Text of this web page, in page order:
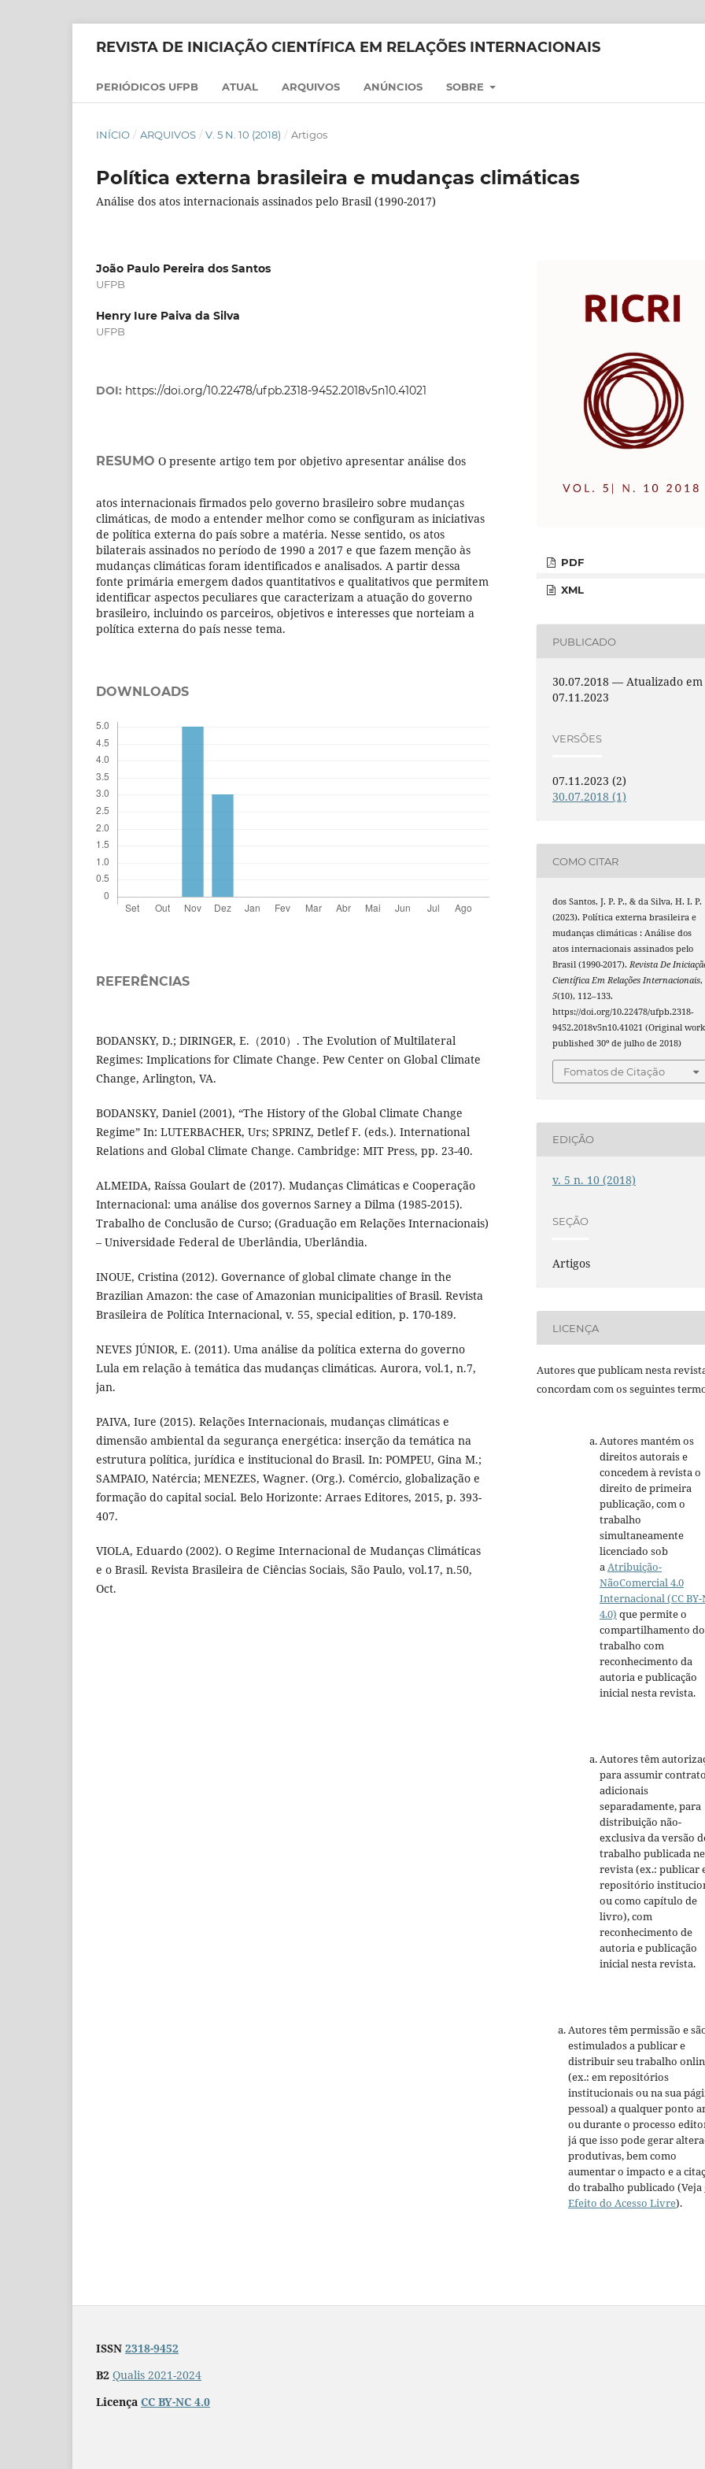
REVISTA DE INICIAÇÃO CIENTÍFICA EM RELAÇÕES INTERNACIONAIS
PERIÓDICOS UFPB ATUAL ARQUIVOS ANÚNCIOS SOBRE
INÍCIO / ARQUIVOS / V. 5 N. 10 (2018) / Artigos
Política externa brasileira e mudanças climáticas
Análise dos atos internacionais assinados pelo Brasil (1990-2017)
João Paulo Pereira dos Santos
UFPB
Henry Iure Paiva da Silva
UFPB
DOI: https://doi.org/10.22478/ufpb.2318-9452.2018v5n10.41021
RESUMO O presente artigo tem por objetivo apresentar análise dos
atos internacionais firmados pelo governo brasileiro sobre mudanças
climáticas, de modo a entender melhor como se configuram as iniciativas
de política externa do país sobre a matéria. Nesse sentido, os atos
bilaterais assinados no período de 1990 a 2017 e que fazem menção às
mudanças climáticas foram identificados e analisados. A partir dessa
fonte primária emergem dados quantitativos e qualitativos que permitem
identificar aspectos peculiares que caracterizam a atuação do governo
brasileiro, incluindo os parceiros, objetivos e interesses que norteiam a
política externa do país nesse tema.
DOWNLOADS
REFERÊNCIAS
BODANSKY, D.; DIRINGER, E.（2010）. The Evolution of Multilateral
Regimes: Implications for Climate Change. Pew Center on Global Climate
Change, Arlington, VA.
BODANSKY, Daniel (2001), “The History of the Global Climate Change
Regime” In: LUTERBACHER, Urs; SPRINZ, Detlef F. (eds.). International
Relations and Global Climate Change. Cambridge: MIT Press, pp. 23-40.
ALMEIDA, Raíssa Goulart de (2017). Mudanças Climáticas e Cooperação
Internacional: uma análise dos governos Sarney a Dilma (1985-2015).
Trabalho de Conclusão de Curso; (Graduação em Relações Internacionais)
– Universidade Federal de Uberlândia, Uberlândia.
INOUE, Cristina (2012). Governance of global climate change in the
Brazilian Amazon: the case of Amazonian municipalities of Brasil. Revista
Brasileira de Política Internacional, v. 55, special edition, p. 170-189.
NEVES JÚNIOR, E. (2011). Uma análise da política externa do governo
Lula em relação à temática das mudanças climáticas. Aurora, vol.1, n.7,
jan.
PAIVA, Iure (2015). Relações Internacionais, mudanças climáticas e
dimensão ambiental da segurança energética: inserção da temática na
estrutura política, jurídica e institucional do Brasil. In: POMPEU, Gina M.;
SAMPAIO, Natércia; MENEZES, Wagner. (Org.). Comércio, globalização e
formação do capital social. Belo Horizonte: Arraes Editores, 2015, p. 393-
407.
VIOLA, Eduardo (2002). O Regime Internacional de Mudanças Climáticas
e o Brasil. Revista Brasileira de Ciências Sociais, São Paulo, vol.17, n.50,
Oct.
PDF
XML
PUBLICADO
30.07.2018 — Atualizado em
07.11.2023
VERSÕES
07.11.2023 (2)
30.07.2018 (1)
COMO CITAR
dos Santos, J. P. P., & da Silva, H. I. P.
(2023). Política externa brasileira e
mudanças climáticas : Análise dos
atos internacionais assinados pelo
Brasil (1990-2017).Revista De
Científica Em Relações Internacionais,
5(10), 112–133.
https://doi.org/10.22478/ufpb.2318-
9452.2018v5n10.41021 (Original work
published 30º de julho de 2018)
Fomatos de Citação
EDIÇÃO
v. 5 n. 10 (2018)
SEÇÃO
Artigos
LICENÇA
Autores que publicam nesta
concordam com os seguintes
Autores mantém os
direitos autorais e
concedem à revista o
direito de primeira
publicação, com o
trabalho
simultaneamente
licenciado sob
aAtribuição-
NãoComercial 4.0
Internacional (CC BY-
4.0) que permite o
compartilhamento do
trabalho com
reconhecimento da
autoria e publicação
inicial nesta revista.
Autores têm
para assumir
adicionais
separadamente, para
distribuição não-
exclusiva da versão
trabalho publicada
revista (ex.: publicar
repositório
ou como capítulo de
livro), com
reconhecimento de
autoria e publicação
inicial nesta revista.
Autores têm permissão e
estimulados a publicar e
distribuir seu trabalho
(ex.: em repositórios
institucionais ou na sua
pessoal) a qualquer ponto
ou durante o processo
já que isso pode gerar
produtivas, bem como
aumentar o impacto e a
do trabalho publicado (Veja
Efeito do Acesso Livre).
ISSN 2318-9452
B2 Qualis 2021-2024
Licença CC BY-NC 4.0